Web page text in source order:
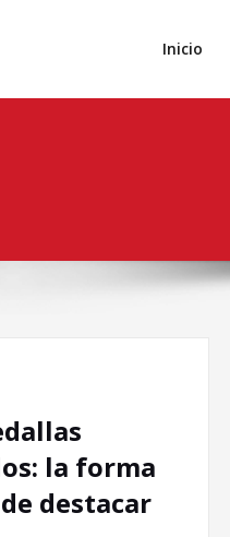
Inicio
la forma
destacar